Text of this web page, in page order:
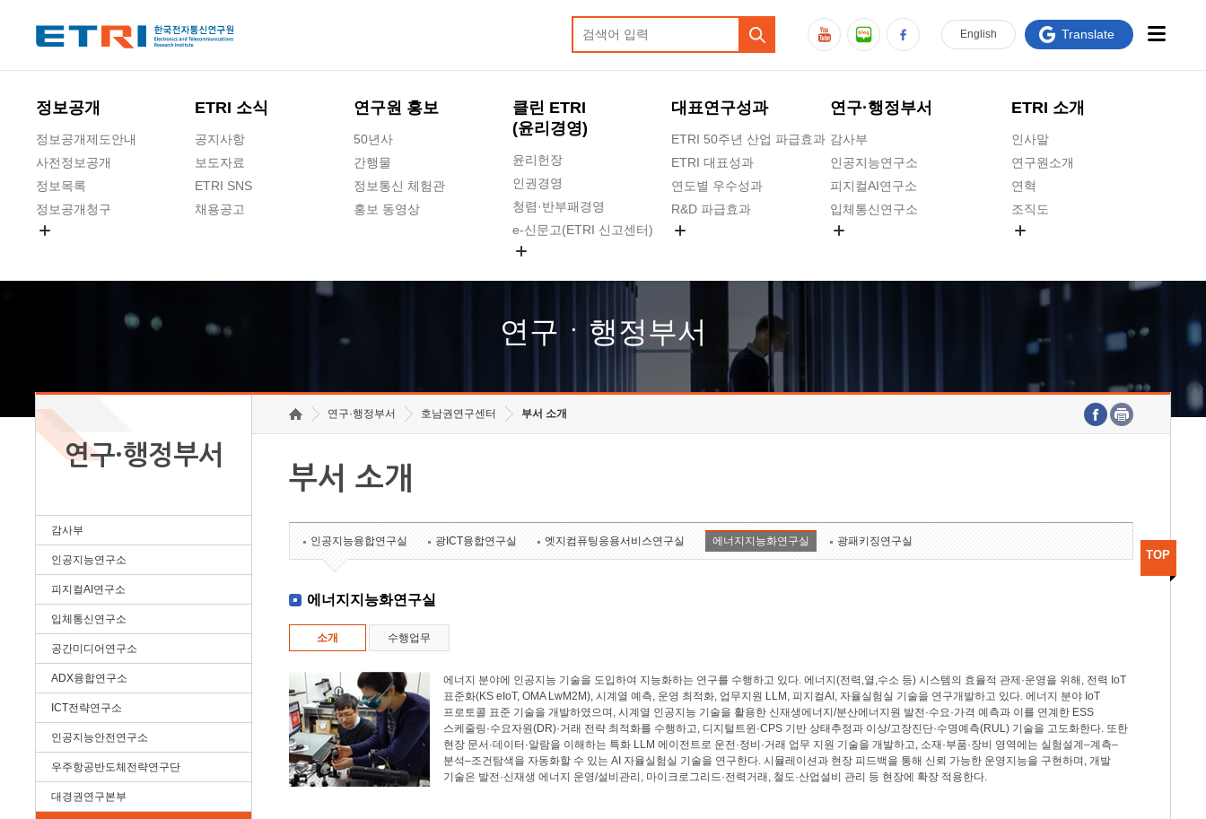
정보공개
정보공개제도안내
사전정보공개
정보목록
정보공개청구
ETRI 소식
공지사항
보도자료
ETRI SNS
채용공고
연구원 홍보
50년사
간행물
정보통신 체험관
홍보 동영상
클린 ETRI
(윤리경영)
윤리헌장
인권경영
청렴·반부패경영
e-신문고(ETRI 신고센터)
고객의소리
수의계약 현황
대표연구성과
ETRI 50주년 산업 파급효과
ETRI 대표성과
연도별 우수성과
R&D 파급효과
연구·행정부서
감사부
인공지능연구소
피지컬AI연구소
입체통신연구소
호남권연구본부
기획본부
ETRI 소개
인사말
연구원소개
연혁
조직도
연구원 고객헌장
주요업무연락처
English Translate
연구ㆍ행정부서
연구·행정부서
감사부
인공지능연구소
피지컬AI연구소
입체통신연구소
공간미디어연구소
ADX융합연구소
ICT전략연구소
인공지능안전연구소
우주항공반도체전략연구단
대경권연구본부
연구·행정부서 호남권연구센터 부서 소개
부서 소개
인공지능융합연구실 광ICT융합연구실 엣지컴퓨팅응용서비스연구실 에너지지능화연구실 광패키징연구실
에너지지능화연구실
소개 수행업무
에너지 분야에 인공지능 기술을 도입하여 지능화하는 연구를 수행하고 있다. 에너지(전력,열,수소 등) 시스템의 효율적 관제·운영을 위해, 전력 IoT
표준화(KS eIoT, OMA LwM2M), 시계열 예측, 운영 최적화, 업무지원 LLM, 피지컬AI, 자율실험실 기술을 연구개발하고 있다. 에너지 분야 IoT
프로토콜 표준 기술을 개발하였으며, 시계열 인공지능 기술을 활용한 신재생에너지/분산에너지원 발전·수요·가격 예측과 이를 연계한 ESS
스케줄링·수요자원(DR)·거래 전략 최적화를 수행하고, 디지털트윈·CPS 기반 상태추정과 이상/고장진단·수명예측(RUL) 기술을 고도화한다. 또한
현장 문서·데이터·알람을 이해하는 특화 LLM 에이전트로 운전·정비·거래 업무 지원 기술을 개발하고, 소재·부품·장비 영역에는 실험설계–계측–
분석–조건탐색을 자동화할 수 있는 AI 자율실험실 기술을 연구한다. 시뮬레이션과 현장 피드백을 통해 신뢰 가능한 운영지능을 구현하며, 개발
기술은 발전·신재생 에너지 운영/설비관리, 마이크로그리드·전력거래, 철도·산업설비 관리 등 현장에 확장 적용한다.
TOP